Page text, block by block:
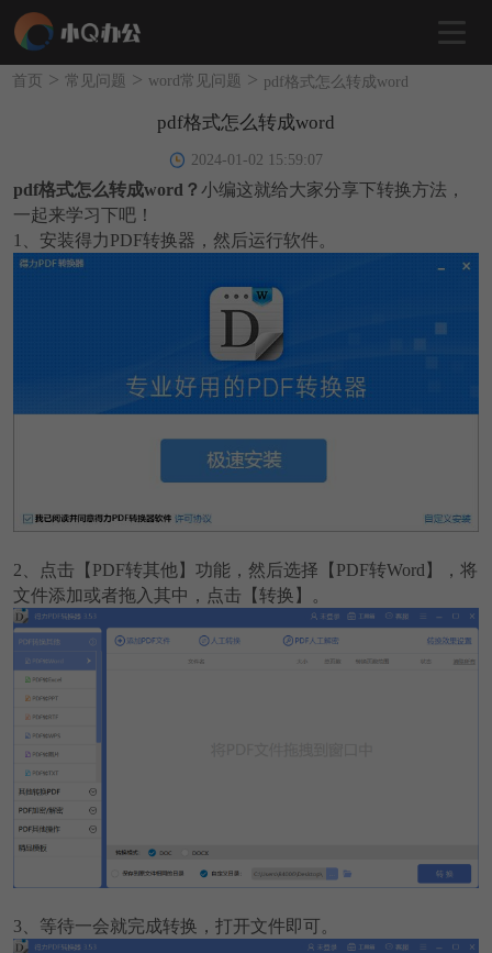
首页 > 常见问题 > word常见问题 > pdf格式怎么转成word
pdf格式怎么转成word
2024-01-02 15:59:07
pdf格式怎么转成word？ 小编这就给大家分享下转换方法，
一起来学习下吧！
1、安装得力PDF转换器，然后运行软件。
2、点击【PDF转其他】功能，然后选择【PDF转Word】，将
文件添加或者拖入其中，点击【转换】。
3、等待一会就完成转换，打开文件即可。